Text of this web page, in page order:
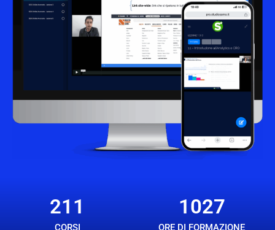
CORSI
211
ORE DI FORMAZIONE
1027